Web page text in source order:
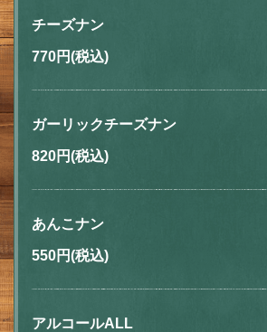
チーズナン
770円(税込)
ガーリックチーズナン
820円(税込)
あんこナン
550円(税込)
アルコールALL